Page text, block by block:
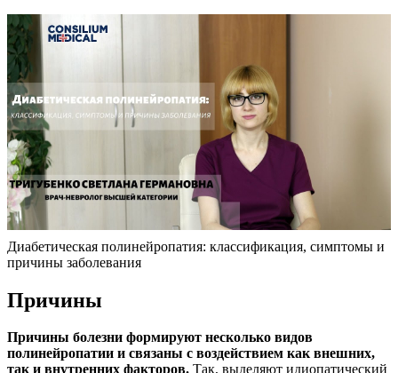
Диабетическая полинейропатия: классификация, симптомы и
причины заболевания
Причины
Причины болезни формируют несколько видов
полинейропатии и связаны с воздействием как внешних,
так и внутренних факторов. Так, выделяют идиопатический